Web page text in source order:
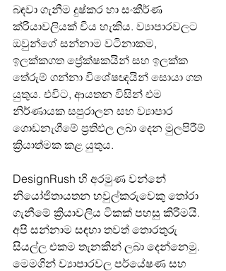
බඳවා ගැනීම දුෂ්කර හා සංකීර්ණ
ක්රියාවලියක් විය හැකිය. ව්‍යාපාරවලට
ඔවුන්ගේ සන්නාම වටිනාකම,
ඉලක්කගත ප්‍රේක්ෂකයින් සහ ඉලක්ක
තේරුම් ගන්නා විශේෂඥයින් සොයා ගත
යුතුය. එවිට, ආයතන විසින් එම
නිර්ණායක සපුරාලන සහ ව්‍යාපාර
ගොඩනැගීමේ ප්‍රතිඵල ලබා දෙන මුලපිරීම්
ක්‍රියාත්මක කළ යුතුය.
DesignRush හි අරමුණ වන්නේ
නියෝජිතායතන හවුල්කරුවෙකු තෝරා
ගැනීමේ ක්‍රියාවලිය ටිකක් පහසු කිරීමයි.
අපි සන්නාම සඳහා තවත් තොරතුරු
සියල්ල එකම තැනකින් ලබා දෙන්නෙමු.
මෙමගින් ව්‍යාපාරවල පර්යේෂණ සහ